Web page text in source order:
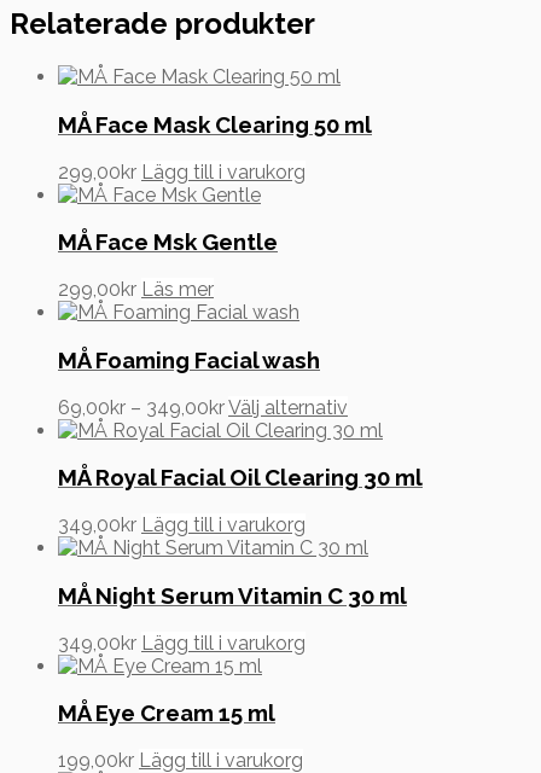
Relaterade produkter
MÅ Face Mask Clearing 50 ml
299,00kr Lägg till i varukorg
MÅ Face Msk Gentle
299,00kr Läs mer
MÅ Foaming Facial wash
69,00kr – 349,00krPrisintervall:
69,00kr
349,00kr
Välj alternativ
här
har
flera
De
alternativen
kan
MÅ Royal Facial Oil Clearing 30 ml
349,00kr Lägg till i varukorg
MÅ Night Serum Vitamin C 30 ml
349,00kr Lägg till i varukorg
MÅ Eye Cream 15 ml
199,00kr Lägg till i varukorg